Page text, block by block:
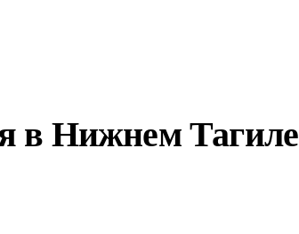
в Нижнем Тагиле